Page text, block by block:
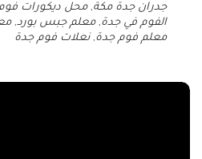
جدران جدة مكة,محل ديكورات
الفوم في جدة,معلم جبس بورد,
معلم فوم جدة,نعلات فوم جدة